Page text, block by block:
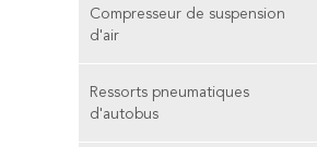
Compresseur de suspension
d'air
Ressorts pneumatiques
d'autobus